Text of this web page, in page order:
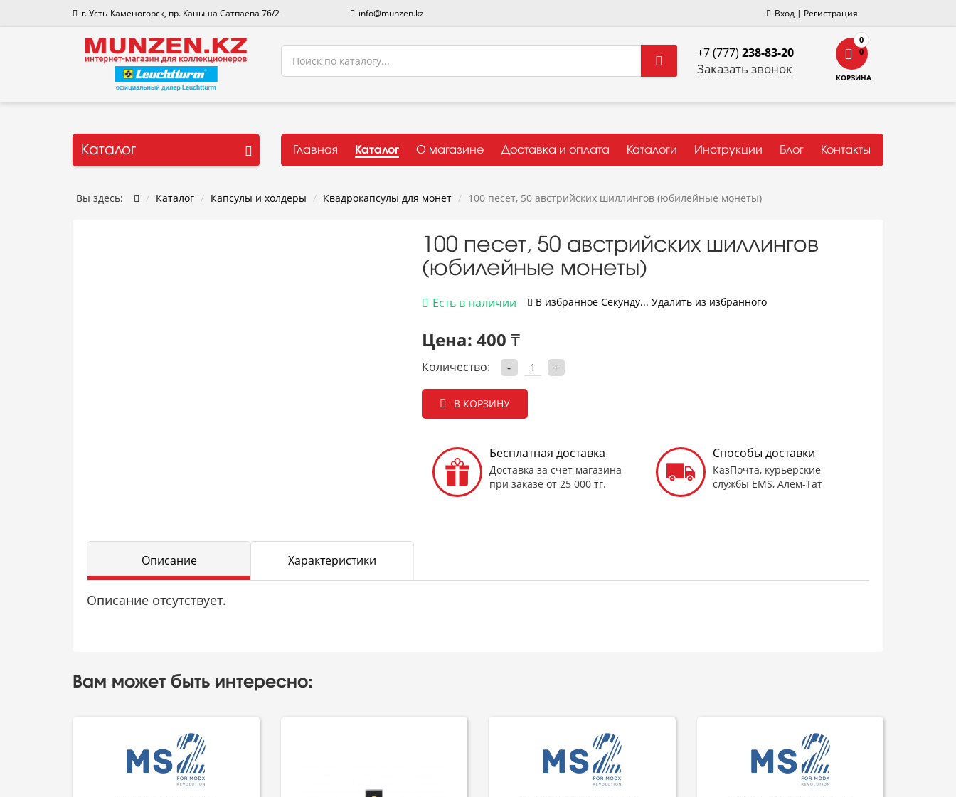
г. Усть-Каменогорск, пр. Каныша Сатпаева 76/2 info@munzen.kz Вход | Регистрация
+7 (777) 238-83-20
Заказать звонок
0
0
КОРЗИНА
Главная Каталог О магазине Доставка и оплата Каталоги Инструкции Блог Контакты
Каталог
Вы здесь: Каталог Капсулы и холдеры Квадрокапсулы для монет 100 песет, 50 австрийских шиллингов (юбилейные монеты)
100 песет, 50 австрийских шиллингов
(юбилейные монеты)
Есть в наличии В избранное Cекунду... Удалить из избранного
Цена: 400 ₸
Количество: - +
В КОРЗИНУ
Бесплатная доставка
Доставка за счет магазина
при заказе от 25 000 тг.
Способы доставки
КазПочта, курьерские
службы EMS, Алем-Тат
Описание Характеристики
Описание отсутствует.
Вам может быть интересно: